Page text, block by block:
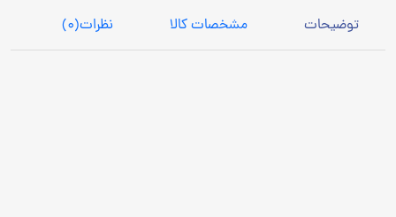
توضیحات مشخصات کالا نظرات(0)